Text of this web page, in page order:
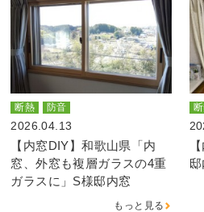
断熱 防音
2026.04.13
【内窓DIY】和歌山県「内
窓、外窓も複層ガラスの4重
ガラスに」S様邸内窓
もっと見る